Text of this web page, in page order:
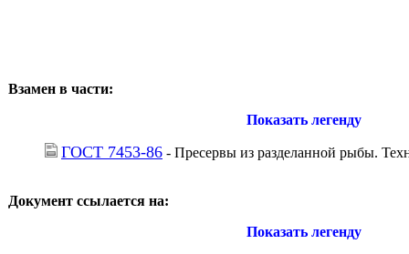
Взамен в части:
Показать легенду
ГОСТ 7453-86 - Пресервы из разделанной рыбы.
Документ ссылается на:
Показать легенду